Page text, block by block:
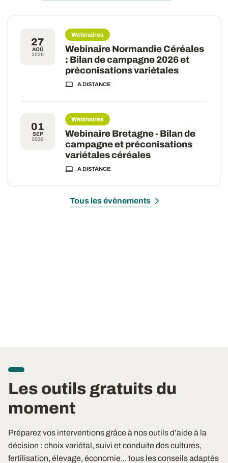
27
AOÛ
2026
Webinaires
Webinaire Normandie Céréales
: Bilan de campagne 2026 et
préconisations variétales
A DISTANCE
01
SEP
2026
Webinaires
Webinaire Bretagne - Bilan de
campagne et préconisations
variétales céréales
A DISTANCE
Tous les évènements
Les outils gratuits du
moment
Préparez vos interventions grâce à nos outils d’aide à la
décision : choix variétal, suivi et conduite des cultures,
fertilisation, élevage, économie... tous les conseils adaptés